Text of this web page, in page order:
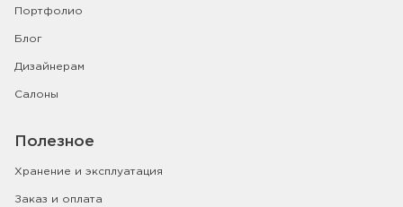
Портфолио
Блог
Дизайнерам
Салоны
Полезное
Хранение и эксплуатация
Заказ и оплата